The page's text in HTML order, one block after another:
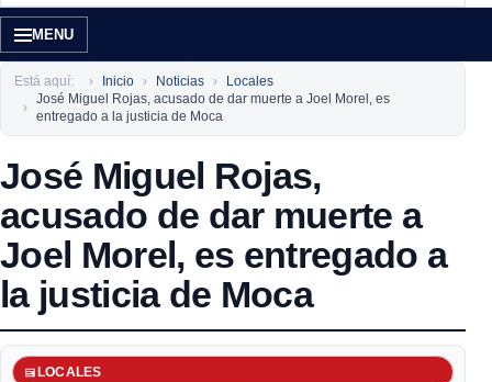
MENU
Está aquí: Inicio Noticias
Locales
José Miguel Rojas, acusado de dar muerte a Joel Morel, es
entregado a la justicia de Moca
José Miguel Rojas,
acusado de dar muerte a
Joel Morel, es entregado a
la justicia de Moca
LOCALES